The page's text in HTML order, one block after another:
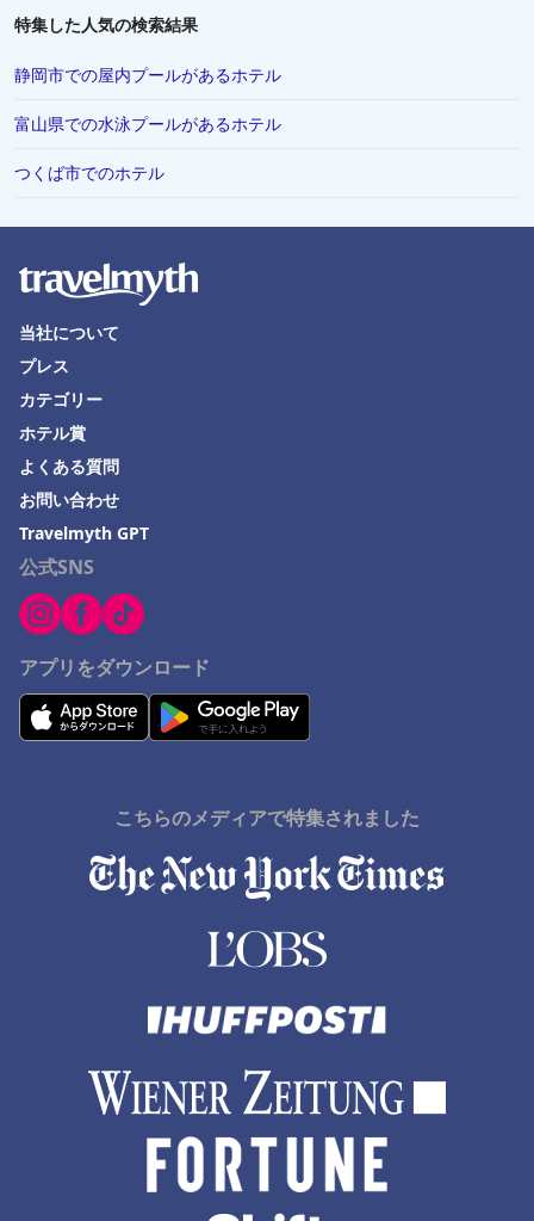
山梨市でのホテル
さいたま市でのホテル
佐賀県でのホテル
石垣でのホテル
茨城県でのホテル
佐渡市でのホテル
伊東市でのホテル
勝浦市でのホテル
土浦市でのホテル
足利市でのホテル
Ichigayaでのホテル
宮城県でのホテル
下呂市でのホテル
特集した人気の検索結果
静岡市での屋内プールがあるホテル
富山県での水泳プールがあるホテル
つくば市でのホテル
公式SNS
アプリをダウンロード
当社について
プレス
カテゴリー
ホテル賞
よくある質問
お問い合わせ
Travelmyth GPT
こちらのメディアで特集されました